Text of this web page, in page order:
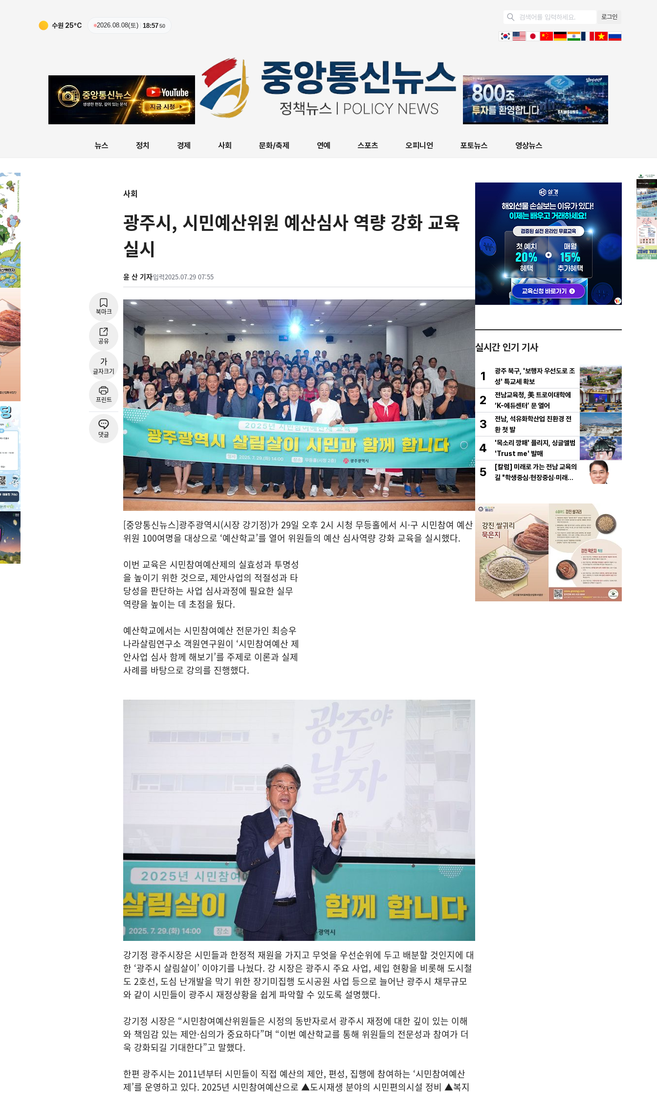
수원 25ºC 2026.08.08(토) 18:5752
로그인
뉴스 정치 경제 사회 문화/축제 연예 스포츠 오피니언 포토뉴스 영상뉴스
사회
광주시, 시민예산위원 예산심사 역량 강화 교육
실시
윤 산 기자입력2025.07.29 07:55
북마크
공유
가
글자크기
프린트
댓글
[중앙통신뉴스]광주광역시(시장 강기정)가 29일 오후 2시 시청 무등홀에서 시·구 시민참여 예산
위원 100여명을 대상으로 ‘예산학교’를 열어 위원들의 예산 심사역량 강화 교육을 실시했다.
이번 교육은 시민참여예산제의 실효성과 투명성
을 높이기 위한 것으로, 제안사업의 적절성과 타
당성을 판단하는 사업 심사과정에 필요한 실무
역량을 높이는 데 초점을 뒀다.
예산학교에서는 시민참여예산 전문가인 최승우
나라살림연구소 객원연구원이 ‘시민참여예산 제
안사업 심사 함께 해보기’를 주제로 이론과 실제
사례를 바탕으로 강의를 진행했다.
강기정 광주시장은 시민들과 한정적 재원을 가지고 무엇을 우선순위에 두고 배분할 것인지에 대
한 ‘광주시 살림살이’ 이야기를 나눴다. 강 시장은 광주시 주요 사업, 세입 현황을 비롯해 도시철
도 2호선, 도심 난개발을 막기 위한 장기미집행 도시공원 사업 등으로 늘어난 광주시 채무규모
와 같이 시민들이 광주시 재정상황을 쉽게 파악할 수 있도록 설명했다.
강기정 시장은 “시민참여예산위원들은 시정의 동반자로서 광주시 재정에 대한 깊이 있는 이해
와 책임감 있는 제안·심의가 중요하다”며 “이번 예산학교를 통해 위원들의 전문성과 참여가 더
욱 강화되길 기대한다”고 말했다.
한편 광주시는 2011년부터 시민들이 직접 예산의 제안, 편성, 집행에 참여하는 ‘시민참여예산
제’를 운영하고 있다. 2025년 시민참여예산으로 ▲도시재생 분야의 시민편의시설 정비 ▲복지
실시간 인기 기사
1
광주 북구, '보행자 우선도로 조
성' 특교세 확보
2
전남교육청, 美 트로이대학에
‘K-에듀센터’ 문 열어
3
전남, 석유화학산업 친환경 전
환 첫 발
4
'목소리 깡패' 플리지, 싱글앨범
'Trust me' 발매
5
[칼럼] 미래로 가는 전남 교육의
길 "학생중심·현장중심·미래중